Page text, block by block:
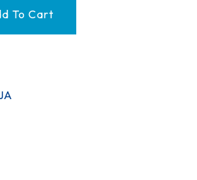
To Cart